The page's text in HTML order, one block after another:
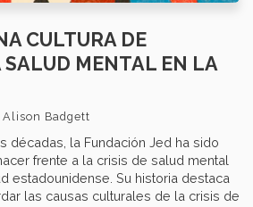
CULTURA DE
SALUD MENTAL EN LA
Alison Badgett
décadas, la Fundación Jed ha sido
frente a la crisis de salud mental
estadounidense. Su historia destaca
las causas culturales de la crisis de